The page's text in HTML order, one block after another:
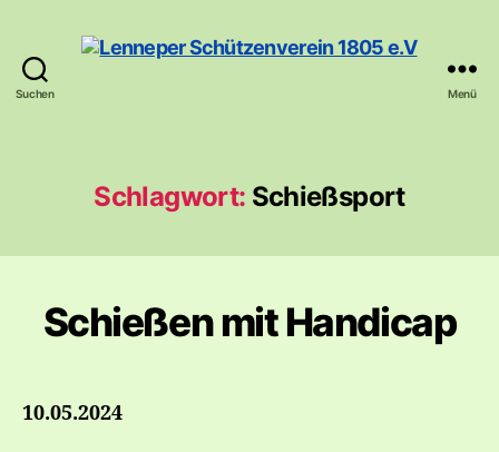
Suchen
e.V
Menü
Schlagwort: Schießsport
Schießen mit Handicap
10.05.2024